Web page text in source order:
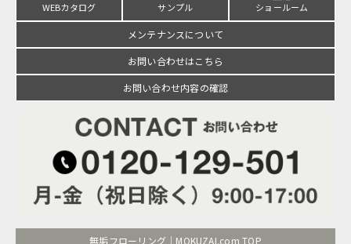
WEBカタログ サンプル ショールーム
メンテナンスについて
お問い合わせはこちら
お問い合わせ内容の確認
無垢フローリング｜MOKUZAI.com TOP